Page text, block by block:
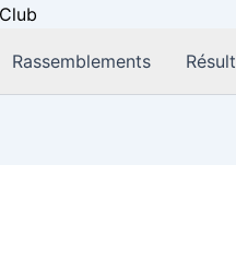
Rassemblements